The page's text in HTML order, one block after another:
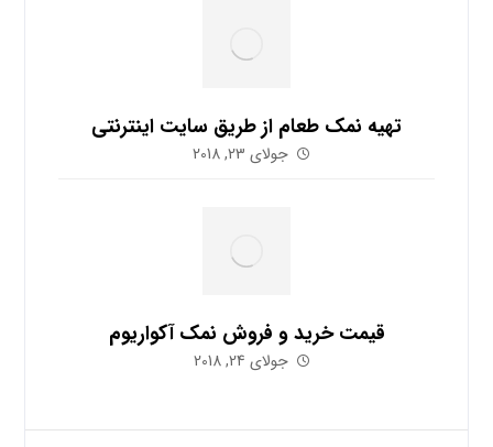
تهیه نمک طعام از طریق سایت اینترنتی
جولای 23, 2018
قیمت خرید و فروش نمک آکواریوم
جولای 24, 2018